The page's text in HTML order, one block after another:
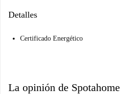
Detalles
Certificado Energético
La opinión de Spotahome